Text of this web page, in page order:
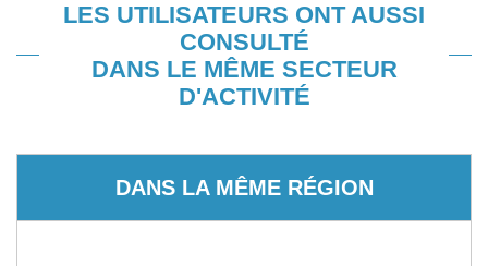
LES UTILISATEURS ONT AUSSI
CONSULTÉ
DANS LE MÊME SECTEUR
D'ACTIVITÉ
DANS LA MÊME RÉGION